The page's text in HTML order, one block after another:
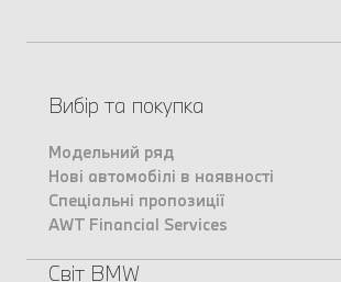
Вибір та покупка
Модельний ряд
Нові автомобілі в наявності
Спеціальні пропозиції
AWT Financial Services
Світ BMW